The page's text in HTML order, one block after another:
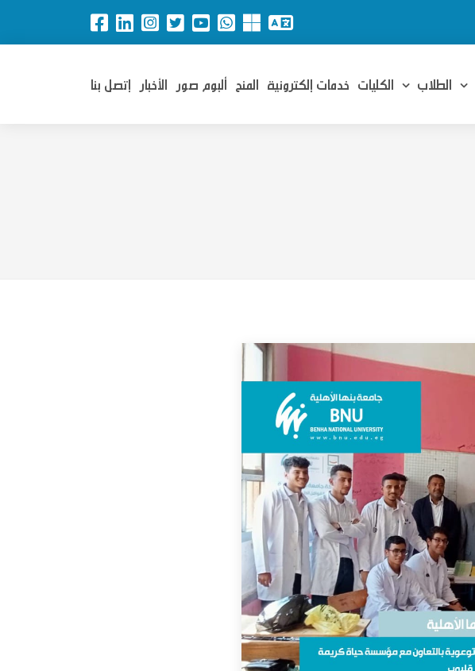
الطلاب الكليات خدمات إلكترونية المنح ألبوم صور الأخبار إتصل بنا